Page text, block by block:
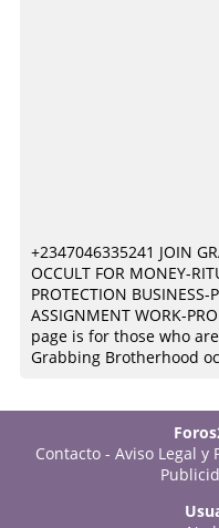
+2347046335241 JOIN
OCCULT FOR MONEY-
PROTECTION
ASSIGNMENT WORK-
page is for those who
Grabbing Brotherhood
Contacto -Aviso Legal y